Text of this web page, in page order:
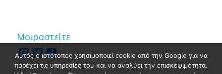
Μοιραστείτε
Facebook
Twitter
Share
Αυτός ο ιστότοπος χρησιμοποιεί cookie από την Google για να
παρέχει τις υπηρεσίες του και να αναλύει την επισκεψιμότητα.